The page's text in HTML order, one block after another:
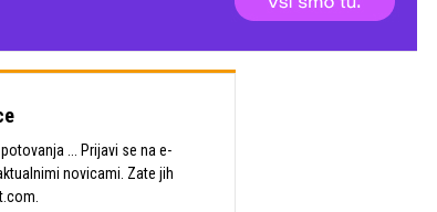
... Prijavi se na e-
novicami. Zate jih